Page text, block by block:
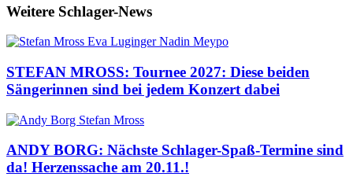
Weitere Schlager-News
STEFAN MROSS: Tournee 2027: Diese beiden
Sängerinnen sind bei jedem Konzert dabei
ANDY BORG: Nächste Schlager-Spaß-Termine sind
da! Herzenssache am 20.11.!